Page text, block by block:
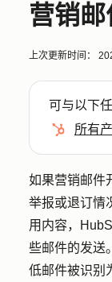
营销
上次更新时间：
可与以下
所有
如果营销邮件
举报或退订情
用内容，
些邮件的发送
低邮件被识别